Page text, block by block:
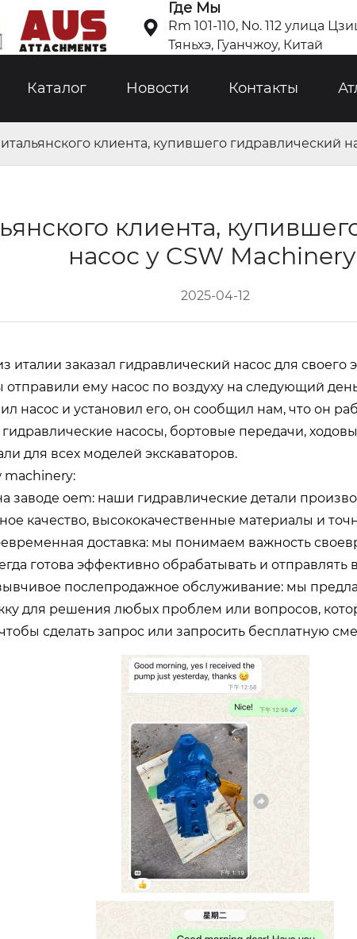

Где Мы
Rm 101-110, No. 112 улица
Тяньхэ, Гуанчжоу, Китай
Каталог Новости Контакты
клиента, купившего гидравлический
клиента,
насос у CSW Machinery
2025-04-12
италии заказал гидравлический насос для своего
ему насос по воздуху на следующий
насос и установил его, он сообщил нам, что он
насосы, бортовые передачи,
для всех моделей экскаваторов.
machinery:
заводе oem: наши гидравлические детали
качество, высококачественные материалы и
доставка: мы понимаем важность
готова эффективно обрабатывать и отправлять
послепродажное обслуживание: мы
для решения любых проблем или вопросов,
сделать запрос или запросить бесплатную